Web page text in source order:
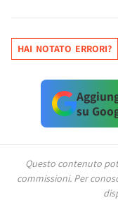
HAI NOTATO ERRORI?
su
Questo contenuto
commissioni. Per